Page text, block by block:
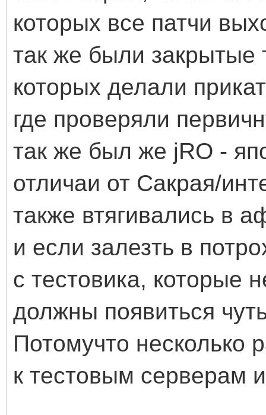
которых все патчи
так же были закрытые
которых делали
где проверяли
так же был же jRO -
отличаи от Сакрая/
также втягивались в
и если залезть в
с тестовика, которые
должны появиться
Потомучто несколько
к тестовым серверам